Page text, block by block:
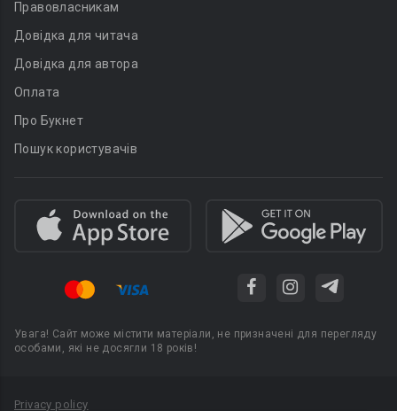
Правовласникам
Довідка для читача
Довідка для автора
Оплата
Про Букнет
Пошук користувачів
Увага! Сайт може містити матеріали, не призначені для перегляду
особами, які не досягли 18 років!
Privacy policy